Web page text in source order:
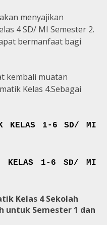
menyajikan
4 SD/ MI Semester 2.
bermanfaat bagi
kembali muatan
Kelas 4.Sebagai
KELAS 1-6 SD/ MI
KELAS 1-6 SD/ MI
Kelas 4 Sekolah
untuk Semester 1 dan